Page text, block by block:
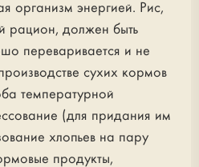
организм энергией. Рис,
рацион, должен быть
переваривается и не
сухих кормов
температурной
(для придания им
хлопьев на пару
продукты,